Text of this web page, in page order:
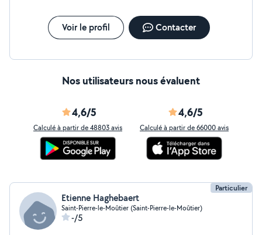
Voir le profil Contacter
Nos utilisateurs nous évaluent
4,6/5
Calculé à partir de 48803 avis
4,6/5
Calculé à partir de 66000 avis
Particulier
Etienne Haghebaert
Saint-Pierre-le-Moûtier (Saint-Pierre-le-Moûtier)
-/5